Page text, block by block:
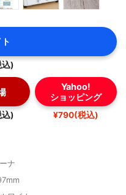
込)
込)
Yahoo!
ショッピング
¥790(税込)
ナ